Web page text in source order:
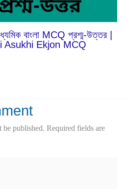
বাংলা MCQ প্রশ্ম-উত্তর |
Asukhi Ekjon MCQ
be published. Required fields are